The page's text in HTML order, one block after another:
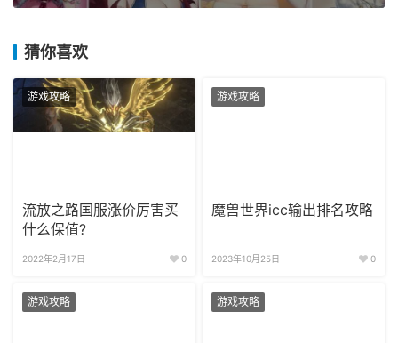
猜你喜欢
游戏攻略
流放之路国服涨价厉害买
什么保值?
2022年2月17日 0
游戏攻略
魔兽世界icc输出排名攻略
2023年10月25日 0
游戏攻略 游戏攻略